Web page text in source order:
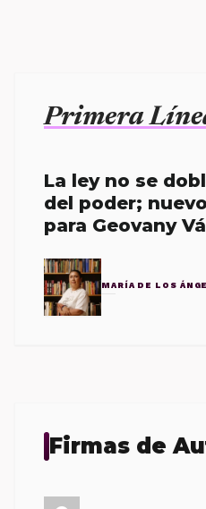
Primera
La ley no se
del poder;
para Geovany
MARÍA DE LOS
Firmas de